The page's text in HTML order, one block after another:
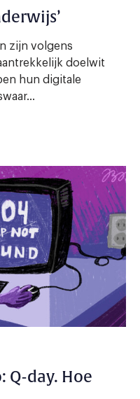
zijn volgens
doelwit
hun digitale
Q-day. Hoe